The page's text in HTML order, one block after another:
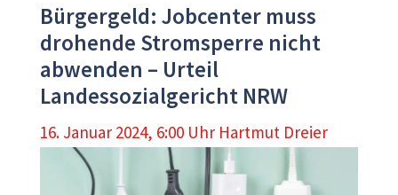
Bürgergeld: Jobcenter muss
drohende Stromsperre nicht
abwenden – Urteil
Landessozialgericht NRW
16. Januar 2024, 6:00 Uhr Hartmut Dreier